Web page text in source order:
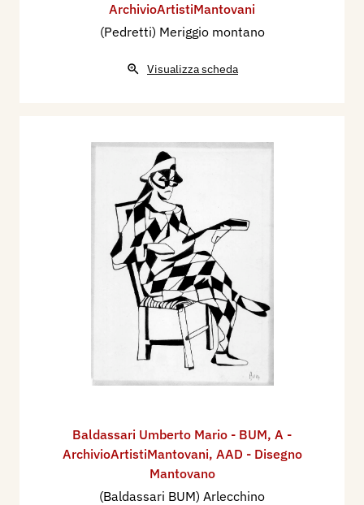
ArchivioArtistiMantovani
(Pedretti) Meriggio montano
Visualizza scheda
Baldassari Umberto Mario - BUM, A -
ArchivioArtistiMantovani, AAD - Disegno
Mantovano
(Baldassari BUM) Arlecchino